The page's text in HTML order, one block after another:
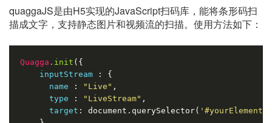
quaggaJS是由H5实现的JavaScript扫码库，能将条形码扫
描成文字，支持静态图片和视频流的扫描。使用方法如下：
Quagga .init ({
inputStream
: {
name
: "Live" ,
type
: "LiveStream" ,
target : document.querySelector( '#yourElement'